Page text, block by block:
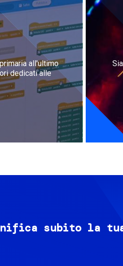
all'ultimo
dedicati alle
subito la